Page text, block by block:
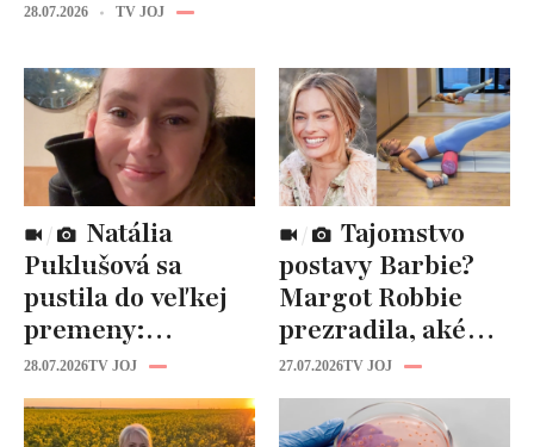
28.07.2026 TV JOJ
Puklušová sa
pustila do veľkej
premeny:
Odborníci však
varujú, pozor na
prísne diéty!
28.07.2026TV JOJ
postavy Barbie?
Margot Robbie
prezradila, aké
cviky jej pomohli
spevniť celé telo
27.07.2026TV JOJ